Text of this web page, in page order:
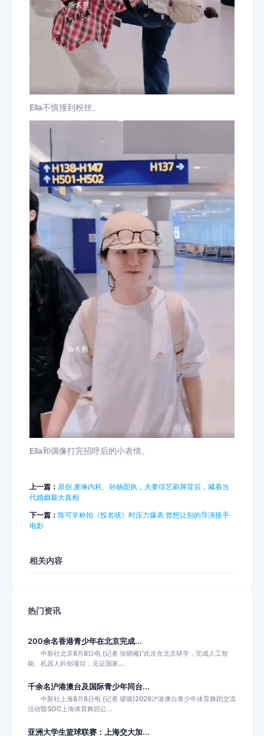
Ella不慎撞到粉丝。
Ella和偶像打完招呼后的小表情。
上一篇： 原创 麦琳内耗、孙杨固执，夫妻综艺刷屏背后，藏着当
代婚姻最大真相
下一篇： 陈可辛称拍《投名状》时压力爆表 曾想让别的导演接手
电影
相关内容
热门资讯
200余名香港青少年在北京完成...
中新社北京8月8日电 (记者 张晓曦)“此次在北京研学，完成人工智
能、机器人科创项目，见证国家...
千余名沪港澳台及国际青少年同台...
中新社上海8月8日电 (记者 缪璐)2026沪港澳台青少年体育舞蹈交流
活动暨SOC上海体育舞蹈公...
亚洲大学生篮球联赛：上海交大加...